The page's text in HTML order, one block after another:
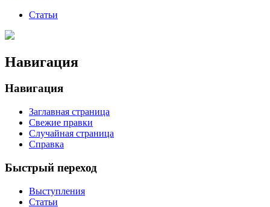
Статьи
Навигация
Навигация
Заглавная страница
Свежие правки
Случайная страница
Справка
Быстрый переход
Выступления
Статьи